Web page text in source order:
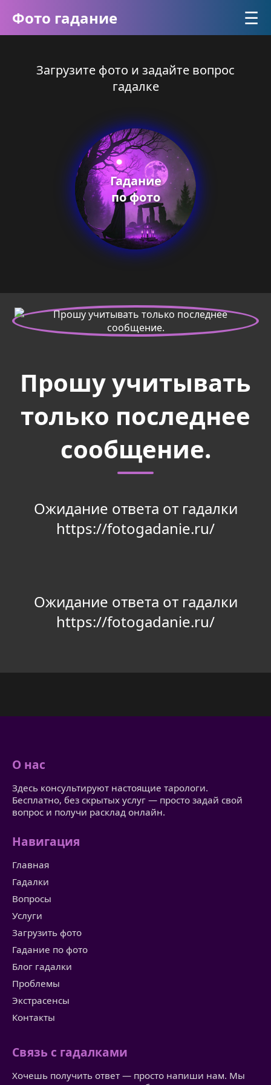
Фото гадание ☰
Загрузите фото и задайте вопрос
гадалке
Гадание
по фото
Прошу учитывать
только последнее
сообщение.
Ожидание ответа от гадалки
https://fotogadanie.ru/
Ожидание ответа от гадалки
https://fotogadanie.ru/
О нас
Здесь консультируют настоящие тарологи.
Бесплатно, без скрытых услуг — просто задай свой
вопрос и получи расклад онлайн.
Навигация
Главная
Гадалки
Вопросы
Услуги
Загрузить фото
Гадание по фото
Блог гадалки
Проблемы
Экстрасенсы
Контакты
Связь с гадалками
Хочешь получить ответ — просто напиши нам. Мы